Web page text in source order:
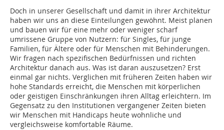
Doch in unserer Gesellschaft und damit in ihrer Architektur
haben wir uns an diese Einteilungen gewöhnt. Meist planen
und bauen wir für eine mehr oder weniger scharf
umrissene Gruppe von Nutzern: für Singles, für junge
Familien, für Ältere oder für Menschen mit Behinderungen.
Wir fragen nach spezifischen Bedürfnissen und richten
Architektur danach aus. Was ist daran auszusetzen? Erst
einmal gar nichts. Verglichen mit früheren Zeiten haben wir
hohe Standards erreicht, die Menschen mit körperlichen
oder geistigen Einschränkungen ihren Alltag erleichtern. Im
Gegensatz zu den Institutionen vergangener Zeiten bieten
wir Menschen mit Handicaps heute wohnliche und
vergleichsweise komfortable Räume.